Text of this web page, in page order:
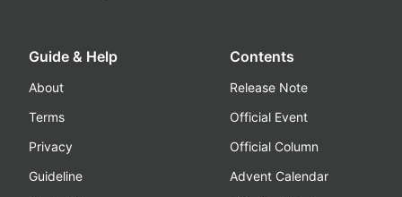
Guide & Help
About
Terms
Privacy
Guideline
Contents
Release Note
Official Event
Official Column
Advent Calendar